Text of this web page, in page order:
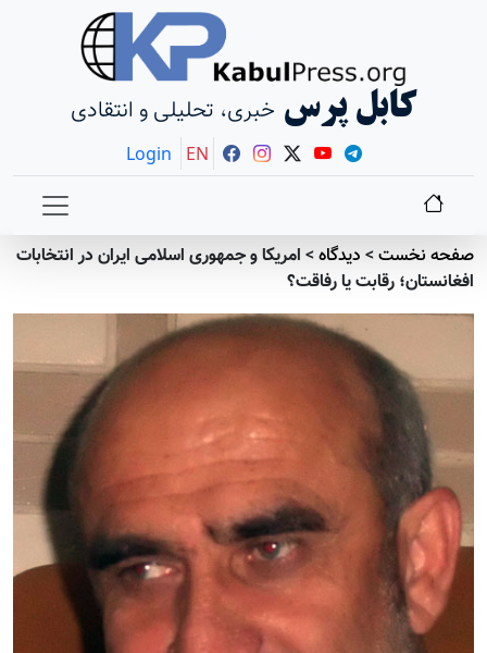
کابل پرس خبری، تحلیلی و انتقادی
Login EN
صفحه نخست> دیدگاه> امریکا و جمهوری اسلامی ایران در انتخابات
افغانستان؛ رقابت یا رفاقت؟